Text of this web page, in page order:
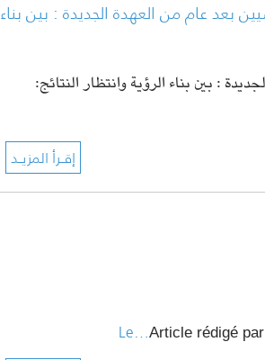
بعد عام من العهدة الجديدة : بين بناء
: بين بناء الرؤية وانتظار النتائج:
Article rédigé
Le…